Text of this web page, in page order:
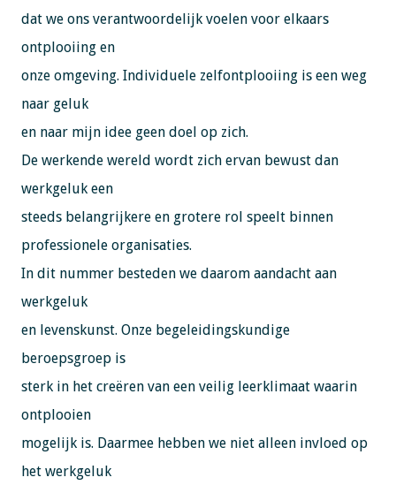
dat we ons verantwoordelijk voelen voor elkaars
ontplooiing en
onze omgeving. Individuele zelfontplooiing is een weg
naar geluk
en naar mijn idee geen doel op zich.
De werkende wereld wordt zich ervan bewust dan
werkgeluk een
steeds belangrijkere en grotere rol speelt binnen
professionele organisaties.
In dit nummer besteden we daarom aandacht aan
werkgeluk
en levenskunst. Onze begeleidingskundige
beroepsgroep is
sterk in het creëren van een veilig leerklimaat waarin
ontplooien
mogelijk is. Daarmee hebben we niet alleen invloed op
het werkgeluk